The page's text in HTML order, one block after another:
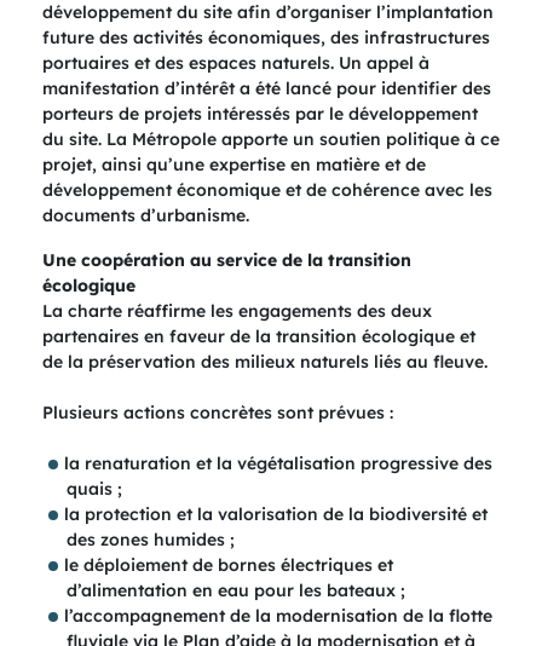
développement du site afin d’organiser l’implantation
future des activités économiques, des infrastructures
portuaires et des espaces naturels. Un appel à
manifestation d’intérêt a été lancé pour identifier des
porteurs de projets intéressés par le développement
du site. La Métropole apporte un soutien politique à ce
projet, ainsi qu’une expertise en matière et de
développement économique et de cohérence avec les
documents d’urbanisme.
Une coopération au service de la transition
écologique
La charte réaffirme les engagements des deux
partenaires en faveur de la transition écologique et
de la préservation des milieux naturels liés au fleuve.
Plusieurs actions concrètes sont prévues :
la renaturation et la végétalisation progressive des
quais ;
la protection et la valorisation de la biodiversité et
des zones humides ;
le déploiement de bornes électriques et
d’alimentation en eau pour les bateaux ;
l’accompagnement de la modernisation de la flotte
fluviale via le Plan d’aide à la modernisation et à